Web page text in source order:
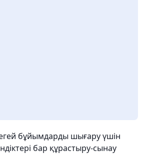
бұйымдарды шығару үшін
бар құрастыру-сынау